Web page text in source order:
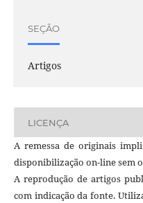
SEÇÃO
Artigos
LICENÇA
A remessa de originais
disponibilização on-line sem
A reprodução de artigos
com indicação da fonte.